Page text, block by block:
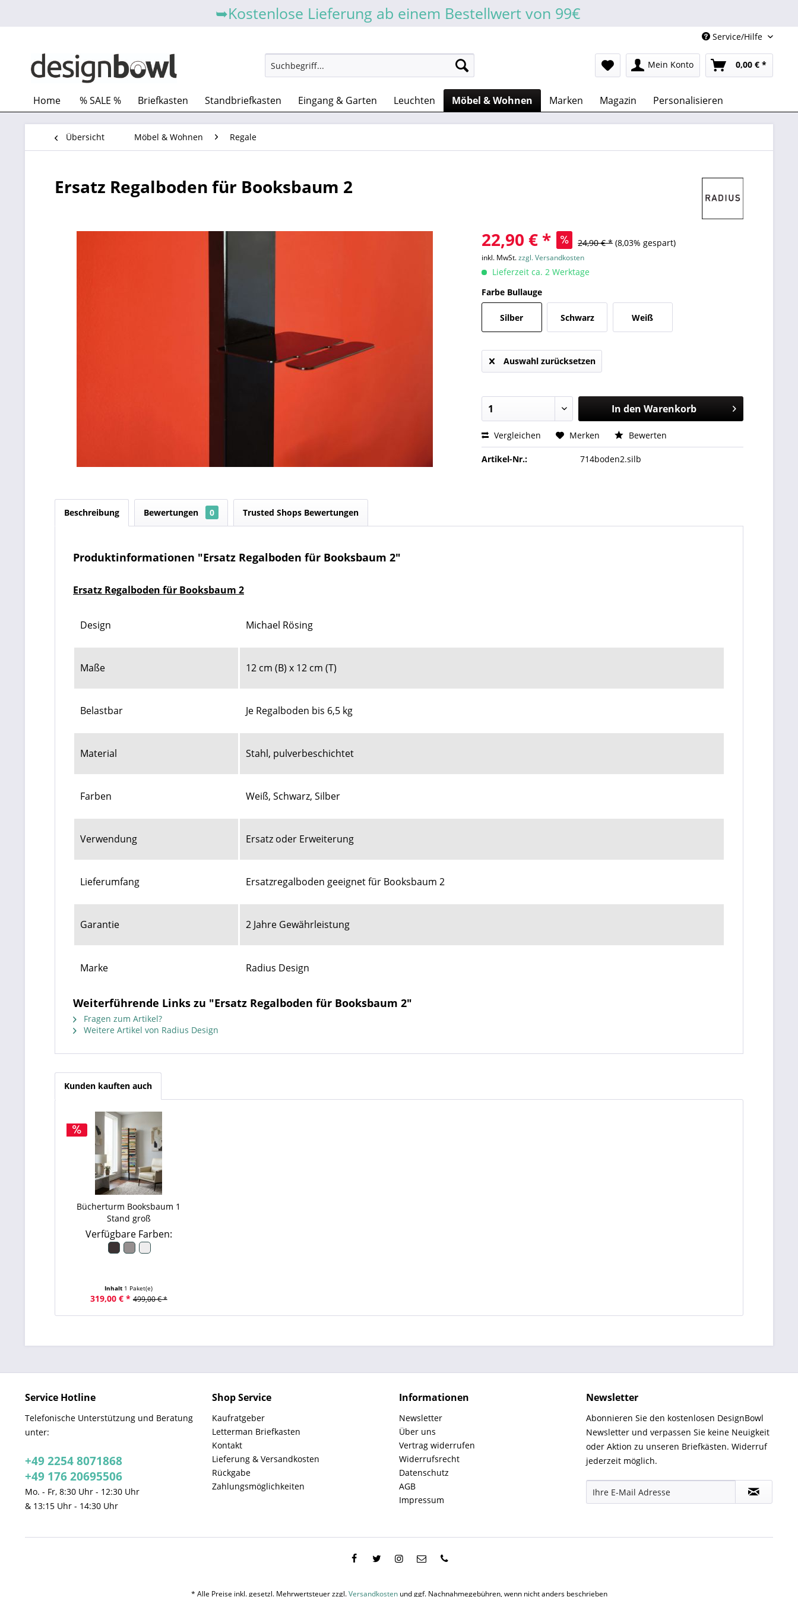
➥Kostenlose Lieferung ab einem Bestellwert von 99€
Service/Hilfe
Mein Konto 0,00 € *
Home % SALE % Briefkasten Standbriefkasten Eingang & Garten Leuchten Möbel & Wohnen Marken Magazin Personalisieren
Übersicht Möbel & Wohnen Regale
Ersatz Regalboden für Booksbaum 2
22,90 € * 24,90 € * (8,03% gespart)
inkl. MwSt.zzgl. Versandkosten
Lieferzeit ca. 2 Werktage
Farbe Bullauge
Silber Schwarz Weiß
Auswahl zurücksetzen
In den Warenkorb
Vergleichen Merken Bewerten
Artikel-Nr.: 714boden2.silb
Beschreibung Bewertungen 0 Trusted Shops Bewertungen
Produktinformationen "Ersatz Regalboden für Booksbaum 2"
Ersatz Regalboden für Booksbaum 2
Design Michael Rösing
Maße 12 cm (B) x 12 cm (T)
Belastbar Je Regalboden bis 6,5 kg
Material Stahl, pulverbeschichtet
Farben Weiß, Schwarz, Silber
Verwendung Ersatz oder Erweiterung
Lieferumfang Ersatzregalboden geeignet für Booksbaum 2
Garantie 2 Jahre Gewährleistung
Marke Radius Design
Weiterführende Links zu "Ersatz Regalboden für Booksbaum 2"
Fragen zum Artikel?
Weitere Artikel von Radius Design
Kunden kauften auch
Bücherturm Booksbaum 1
Stand groß
Verfügbare Farben:
Inhalt 1 Paket(e)
319,00 € * 499,00 € *
Service Hotline
Telefonische Unterstützung und Beratung
unter:
+49 2254 8071868
+49 176 20695506
Mo. - Fr, 8:30 Uhr - 12:30 Uhr
& 13:15 Uhr - 14:30 Uhr
Shop Service
Kaufratgeber
Letterman Briefkasten
Kontakt
Lieferung & Versandkosten
Rückgabe
Zahlungsmöglichkeiten
Informationen
Newsletter
Über uns
Vertrag widerrufen
Widerrufsrecht
Datenschutz
AGB
Impressum
Newsletter
Abonnieren Sie den kostenlosen DesignBowl
Newsletter und verpassen Sie keine Neuigkeit
oder Aktion zu unseren Briefkästen. Widerruf
jederzeit möglich.
* Alle Preise inkl. gesetzl. Mehrwertsteuer zzgl.Versandkostenund ggf. Nachnahmegebühren, wenn nicht anders beschrieben